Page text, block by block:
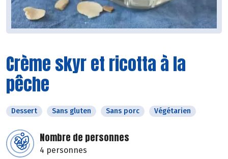
Crème skyr et ricotta à la
pêche
Dessert Sans gluten Sans porc Végétarien
Nombre de personnes
4 personnes